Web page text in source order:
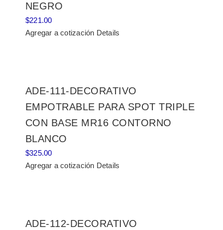
NEGRO
$221.00
Agregar a cotización Details
ADE-111-DECORATIVO
EMPOTRABLE PARA SPOT TRIPLE
CON BASE MR16 CONTORNO
BLANCO
$325.00
Agregar a cotización Details
ADE-112-DECORATIVO